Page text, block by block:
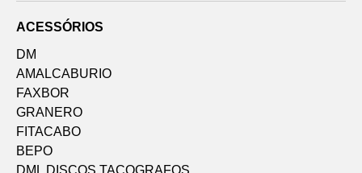
ACESSÓRIOS
DM
AMALCABURIO
FAXBOR
GRANERO
FITACABO
BEPO